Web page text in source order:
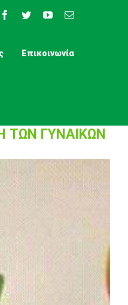
Facebook
TwitterYouTubeEmail
Επικοινωνία
ΤΩΝ ΓΥΝΑΙΚΩΝ